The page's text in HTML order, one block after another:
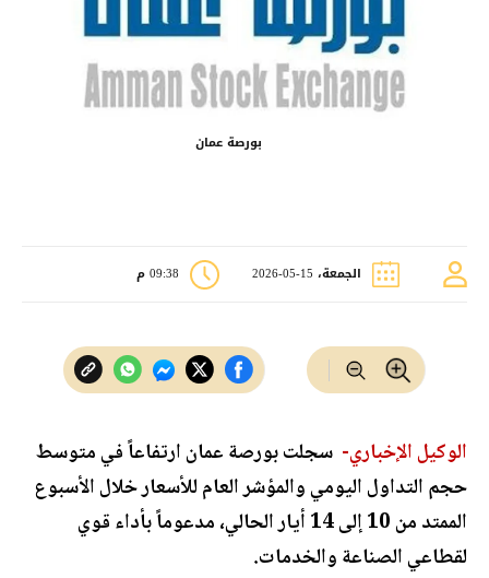
بورصة عمان
الجمعة، 15-05-2026 09:38 م
الوكيل الإخباري- سجلت بورصة عمان ارتفاعاً في متوسط
حجم التداول اليومي والمؤشر العام للأسعار خلال الأسبوع
الممتد من 10 إلى 14 أيار الحالي، مدعوماً بأداء قوي
لقطاعي الصناعة والخدمات.